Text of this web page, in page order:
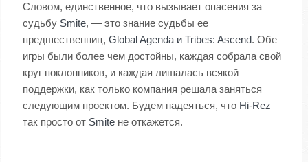
Словом, единственное, что вызывает опасения за
судьбу Smite, — это знание судьбы ее
предшественниц, Global Agenda и Tribes: Ascend. Обе
игры были более чем достойны, каждая собрала свой
круг поклонников, и каждая лишалась всякой
поддержки, как только компания решала заняться
следующим проектом. Будем надеяться, что Hi-Rez
так просто от Smite не откажется.